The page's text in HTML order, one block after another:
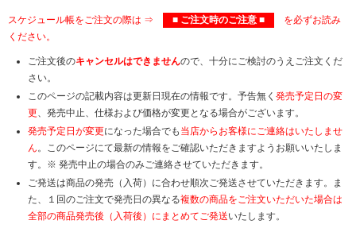
スケジュール帳をご注文の際は ⇒ ■ ご注文時のご注意 ■
を必ずお読み
ください。
ご注文後のキャンセルはできませんので、十分にご検討のうえご注文くだ
さい。
このページの記載内容は更新日現在の情報です。予告無く 発売予定日の変
更、発売中止、仕様および価格が変更となる場合がございます。
発売予定日が変更になった場合でも 当店からお客様にご連絡はいたしませ
ん。このページにて最新の情報をご確認いただきますようお願いいたしま
す。※ 発売中止の場合のみご連絡させていただきます。
ご発送は商品の発売（入荷）に合わせ順次ご発送させていただきます。ま
た、１回のご注文で発売日の異なる複数の商品をご注文いただいた場合は
全部の商品発売後（入荷後）にまとめてご発送いたします。